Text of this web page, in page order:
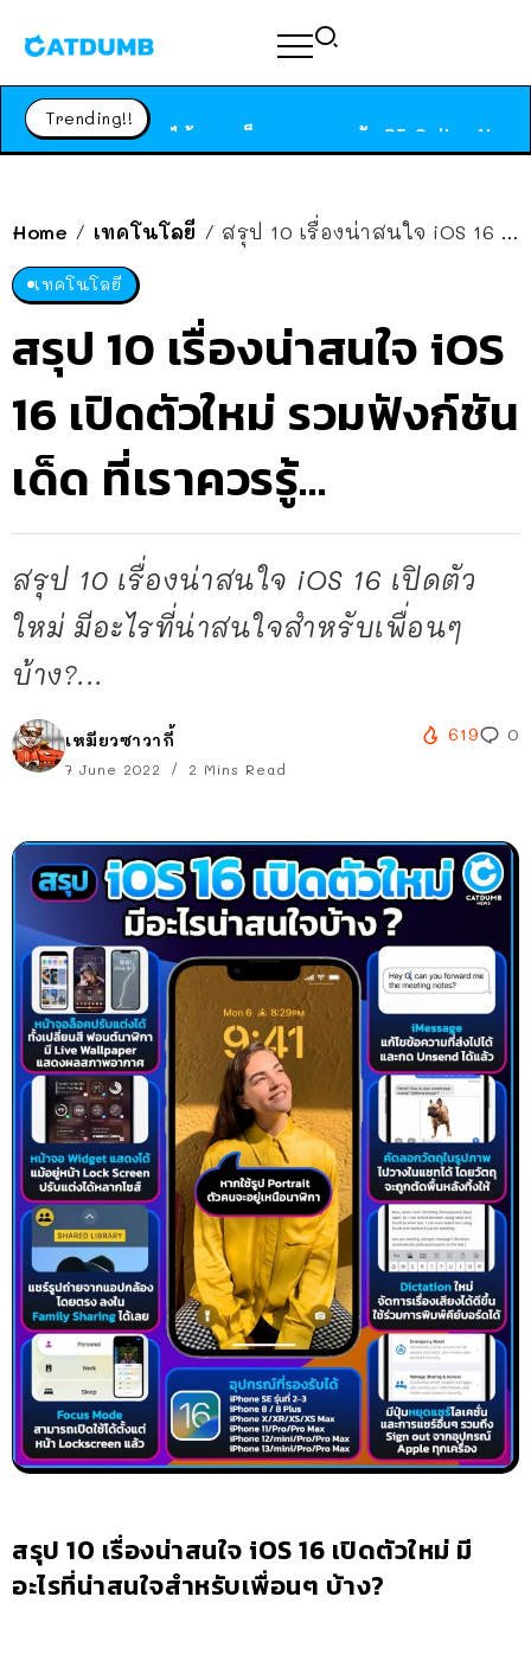
Trending!!
Home / เทคโนโลยี / สรุป 10 เรื่องน่าสนใจ iOS 16 เปิดตัวใหม่ รวมฟังก์ชันเด็ด ที่เราควรรู้…
เทคโนโลยี
สรุป 10 เรื่องน่าสนใจ iOS
16 เปิดตัวใหม่ รวมฟังก์ชัน
เด็ด ที่เราควรรู้…
สรุป 10 เรื่องน่าสนใจ iOS 16 เปิดตัว
ใหม่ มีอะไรที่น่าสนใจสำหรับเพื่อนๆ
บ้าง?...
เหมียวซาวากี้
7 June 2022 2 Mins Read
619 0
สรุป 10 เรื่องน่าสนใจ iOS 16 เปิดตัวใหม่ มี
อะไรที่น่าสนใจสำหรับเพื่อนๆ บ้าง?